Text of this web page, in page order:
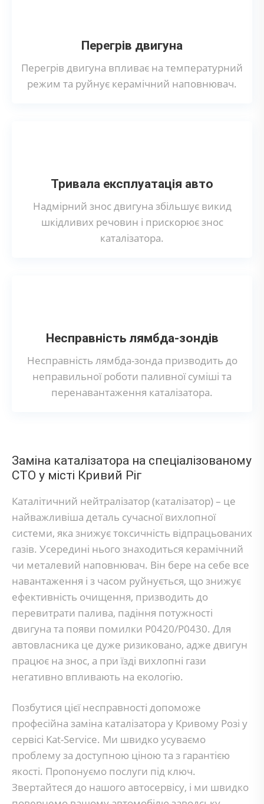
Перегрів двигуна
Перегрів двигуна впливає на температурний
режим та руйнує керамічний наповнювач.
Тривала експлуатація авто
Надмірний знос двигуна збільшує викид
шкідливих речовин і прискорює знос
каталізатора.
Несправність лямбда-зондів
Несправність лямбда-зонда призводить до
неправильної роботи паливної суміші та
перенавантаження каталізатора.
Заміна каталізатора на спеціалізованому
СТО у місті Кривий Ріг
Каталітичний нейтралізатор (каталізатор) – це
найважливіша деталь сучасної вихлопної
системи, яка знижує токсичність відпрацьованих
газів. Усередині нього знаходиться керамічний
чи металевий наповнювач. Він бере на себе все
навантаження і з часом руйнується, що знижує
ефективність очищення, призводить до
перевитрати палива, падіння потужності
двигуна та появи помилки P0420/P0430. Для
автовласника це дуже ризиковано, адже двигун
працює на знос, а при їзді вихлопні гази
негативно впливають на екологію.
Позбутися цієї несправності допоможе
професійна заміна каталізатора у Кривому Розі у
сервісі Kat-Service. Ми швидко усуваємо
проблему за доступною ціною та з гарантією
якості. Пропонуємо послуги під ключ.
Звертайтеся до нашого автосервісу, і ми швидко